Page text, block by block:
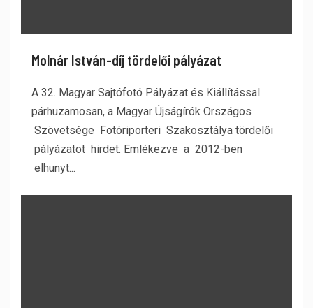
Molnár István-díj tördelői pályázat
A 32. Magyar Sajtófotó Pályázat és Kiállítással
párhuzamosan, a Magyar Újságírók Országos
Szövetsége Fotóriporteri Szakosztálya tördelői
pályázatot hirdet. Emlékezve a 2012-ben
elhunyt...